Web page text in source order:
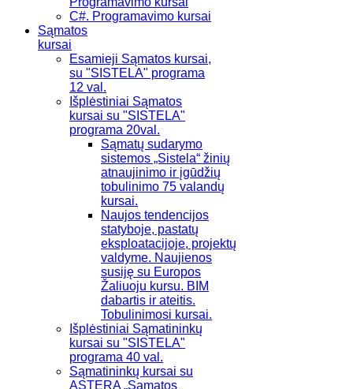
C#. Programavimo kursai
Sąmatos
kursai
Esamieji Sąmatos kursai,
su "SISTELA" programa
12 val.
Išplėstiniai Sąmatos
kursai su "SISTELA"
programa 20val.
Sąmatų sudarymo
sistemos „Sistela“ žinių
atnaujinimo ir įgūdžių
tobulinimo 75 valandų
kursai.
Naujos tendencijos
statyboje, pastatų
eksploatacijoje, projektų
valdyme. Naujienos
susiję su Europos
Žaliuoju kursu. BIM
dabartis ir ateitis.
Tobulinimosi kursai.
Išplėstiniai Sąmatininkų
kursai su "SISTELA"
programa 40 val.
Sąmatininkų kursai su
ASTERA „Sąmatos